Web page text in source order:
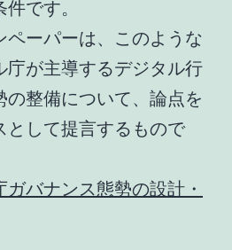
です。
ーパーは、このような
庁が主導するデジタル行
整備について、論点を
として提言するもので
ガバナンス態勢の設計・